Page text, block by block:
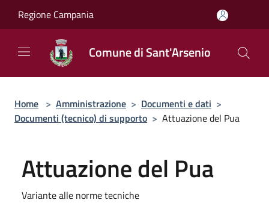
Regione Campania
Comune di Sant'Arsenio
Home > Amministrazione > Documenti e dati >
Documenti (tecnico) di supporto > Attuazione del Pua
Attuazione del Pua
Variante alle norme tecniche